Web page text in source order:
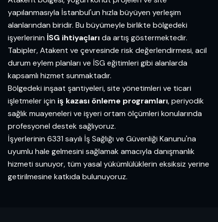
yapılanmasıyla İstanbul'un hızla büyüyen yerleşim
alanlarından biridir. Bu büyümeyle birlikte bölgedeki
işyerlerinin İSG ihtiyaçlarıda artış göstermektedir.
Tabipler, Atakent ve çevresinde risk değerlendirmesi, acil
durum eylem planları ve İSG eğitimleri gibi alanlarda
kapsamlı hizmet sunmaktadır.
Bölgedeki inşaat şantiyeleri, site yönetimleri ve ticari
işletmeler için iş kazası önleme programları, periyodik
sağlık muayeneleri ve işyeri ortam ölçümleri konularında
profesyonel destek sağlıyoruz.
İşyerlerinin 6331 sayılı İş Sağlığı ve Güvenliği Kanunu'na
uyumlu hale gelmesini sağlamak amacıyla danışmanlık
hizmeti sunuyor, tüm yasal yükümlülüklerin eksiksiz yerine
getirilmesine katkıda bulunuyoruz.